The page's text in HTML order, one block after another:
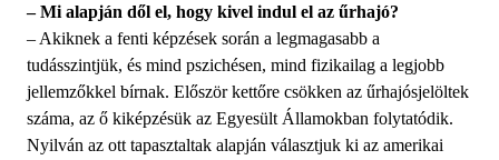
– Mi alapján dől el, hogy kivel indul el az űrhajó?
– Akiknek a fenti képzések során a legmagasabb a
tudásszintjük, és mind pszichésen, mind fizikailag a legjobb
jellemzőkkel bírnak. Először kettőre csökken az űrhajósjelöltek
száma, az ő kiképzésük az Egyesült Államokban folytatódik.
Nyilván az ott tapasztaltak alapján választjuk ki az amerikai